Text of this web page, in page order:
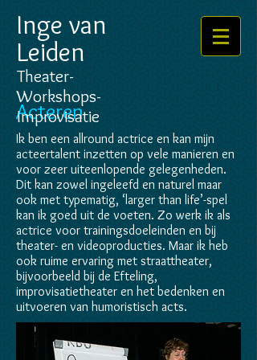
Inge van
Leiden
Theater-
Workshops-
Improvisatie
Acteren
Ik ben een allround actrice en kan mijn
acteertalent inzetten op vele manieren en
voor zeer uiteenlopende gelegenheden.
Dit kan zowel ingeleefd en naturel maar
ook met typematig, ‘larger than life’-spel
kan ik goed uit de voeten. Zo werk ik als
actrice voor trainingsdoeleinden en bij
theater- en videoproducties. Maar ik heb
ook ruime ervaring met straattheater,
bijvoorbeeld bij de Efteling,
improvisatietheater en het bedenken en
uitvoeren van humoristisch acts.